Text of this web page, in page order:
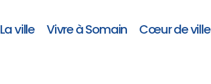
La ville Vivre à Somain Cœur de ville